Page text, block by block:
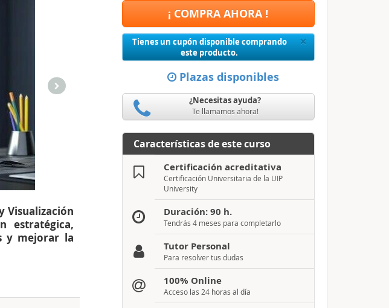
Visualización
estratégica,
y mejorar la
¡ COMPRA AHORA !
×Close
Tienes un cupón disponible comprando
este producto.
Plazas disponibles
¿Necesitas ayuda?
Te llamamos ahora!
Características de este curso
Certificación acreditativa
Certificación Universitaria de la UIP
University
Duración: 90 h.
Tendrás 4 meses para completarlo
Tutor Personal
Para resolver tus dudas
100% Online
Acceso las 24 horas al día